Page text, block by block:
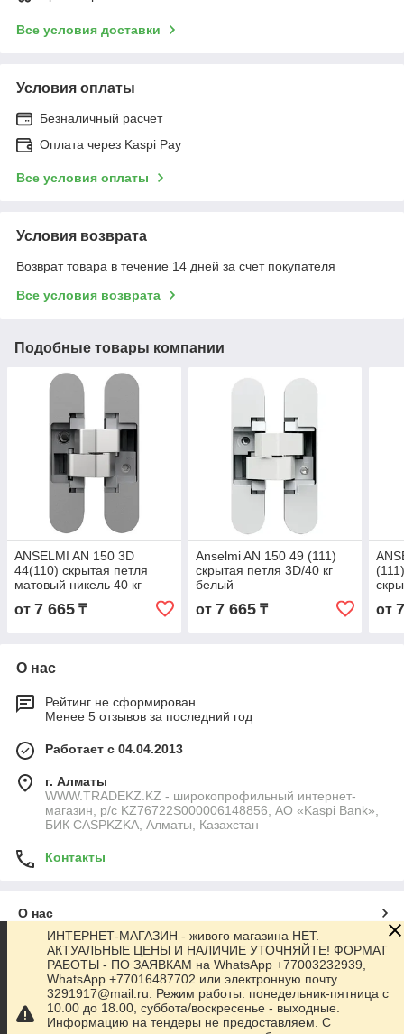
Все условия доставки
Условия оплаты
Безналичный расчет
Оплата через Kaspi Pay
Все условия оплаты
Условия возврата
Возврат товара в течение 14 дней за счет покупателя
Все условия возврата
Подобные товары компании
ANSELMI AN 150 3D
44(110) скрытая петля
матовый никель 40 кг
от 7 665 ₸
Anselmi AN 150 49 (111)
скрытая петля 3D/40 кг
белый
от 7 665₸ от
О нас
Рейтинг не сформирован
Менее 5 отзывов за последний год
Работает с 04.04.2013
г. Алматы
WWW.TRADEKZ.KZ - широкопрофильный интернет-
магазин, р/с KZ76722S000006148856, АО «Kaspi Bank»,
БИК CASPKZKA, Алматы, Казахстан
Контакты
О нас
Контакты
Доставка и оплата
ИНТЕРНЕТ-МАГАЗИН - живого магазина НЕТ.
АКТУАЛЬНЫЕ ЦЕНЫ И НАЛИЧИЕ УТОЧНЯЙТЕ! ФОРМАТ
РАБОТЫ - ПО ЗАЯВКАМ на WhatsApp +77003232939,
WhatsApp +77016487702 или электронную почту
3291917@mail.ru. Режим работы: понедельник-пятница с
10.00 до 18.00, суббота/воскресенье - выходные.
Информацию на тендеры не предоставляем. С